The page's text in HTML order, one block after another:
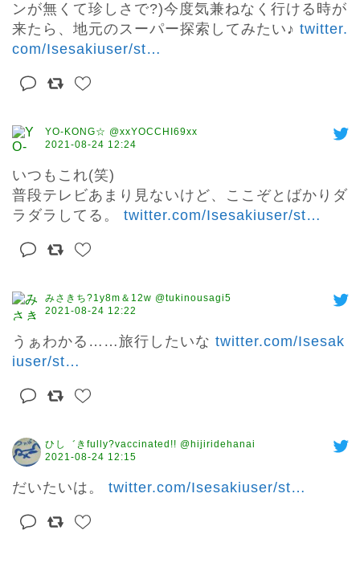
ンが無くて珍しさで?)今度気兼ねなく行ける時が
来たら、地元のスーパー探索してみたい♪ twitter.
com/Isesakiuser/st…
YO-KONG☆ @xxYOCCHI69xx
2021-08-24 12:24
いつもこれ(笑)
普段テレビあまり見ないけど、ここぞとばかりダ
ラダラしてる。 twitter.com/Isesakiuser/st…
みさきち?1y8m＆12w @tukinousagi5
2021-08-24 12:22
うぁわかる……旅行したいな twitter.com/Isesak
iuser/st…
ひし゛きfully?vaccinated!! @hijiridehanai
2021-08-24 12:15
だいたいは。 twitter.com/Isesakiuser/st…